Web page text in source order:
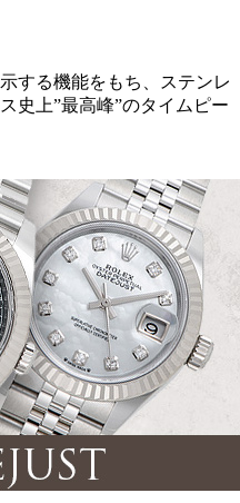
する機能をもち、ステンレ
史上”最高峰”のタイムピー